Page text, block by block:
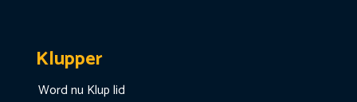
Klupper
Word nu Klup lid